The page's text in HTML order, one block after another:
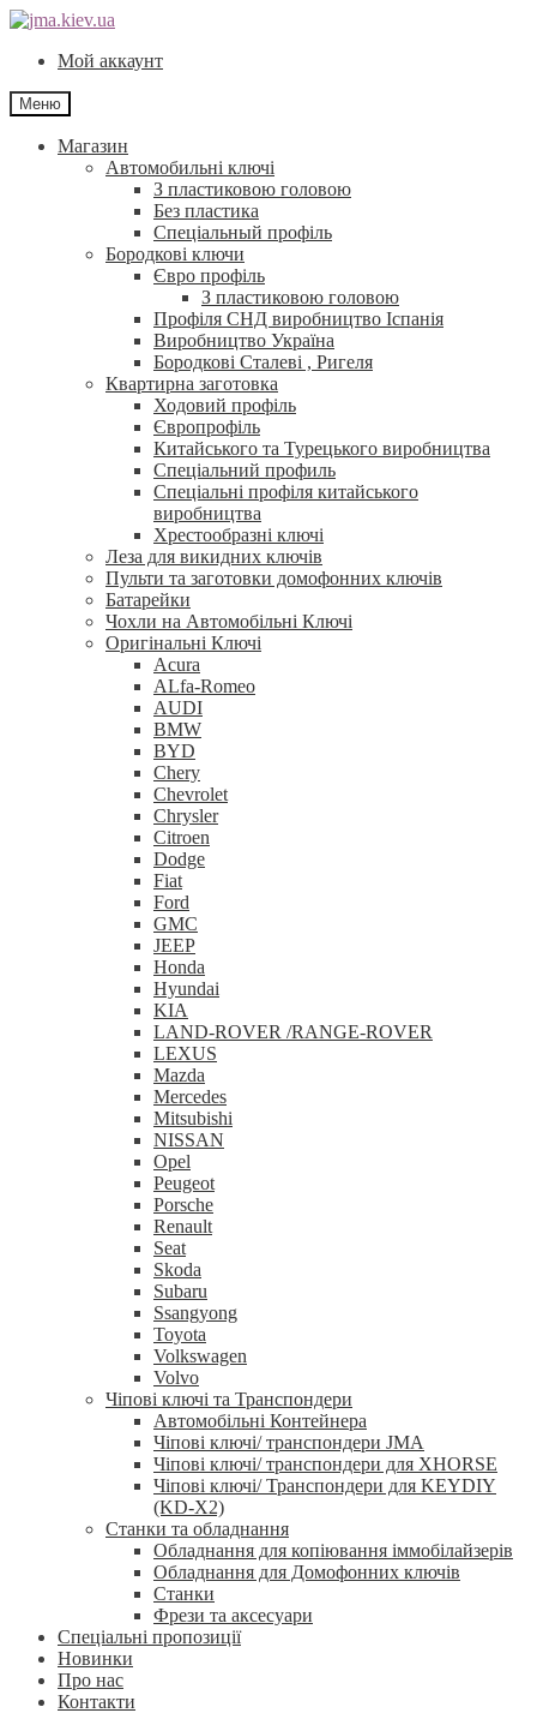
Перейти
навігації
Перейти
контентуМой аккаунт
Меню
Магазин
Автомобильні ключі
З пластиковою головою
Без пластика
Спеціальный профіль
Бородкові ключи
Євро профіль
З пластиковою головою
Профіля СНД виробництво Іспанія
Виробництво Україна
Бородкові Сталеві , Ригеля
Квартирна заготовка
Ходовий профіль
Європрофіль
Китайського та Турецького виробництва
Спеціальний профиль
Спеціальні профіля китайського
виробництва
Хрестообразні ключі
Леза для викидних ключів
Пульти та заготовки домофонних ключів
Батарейки
Чохли на Автомобільні Ключі
Оригінальні Ключі
Acura
ALfa-Romeo
AUDI
BMW
BYD
Chery
Chevrolet
Chrysler
Citroen
Dodge
Fiat
Ford
GMC
JEEP
Honda
Hyundai
KIA
LAND-ROVER /RANGE-ROVER
LEXUS
Mazda
Mercedes
Mitsubishi
NISSAN
Opel
Peugeot
Porsche
Renault
Seat
Skoda
Subaru
Ssangyong
Toyota
Volkswagen
Volvo
Чіпові ключі та Транспондери
Автомобільні Контейнера
Чіпові ключі/ транспондери JMA
Чіпові ключі/ транспондери для XHORSE
Чіпові ключі/ Транспондери для KEYDIY
(KD-X2)
Станки та обладнання
Обладнання для копіювання іммобілайзерів
Обладнання для Домофонних ключів
Станки
Фрези та аксесуари
Спеціальні пропозиції
Новинки
Про нас
Контакти